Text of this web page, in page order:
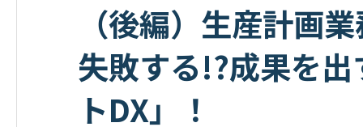
（後編）生産計画
失敗する!?成果を
トDX」！